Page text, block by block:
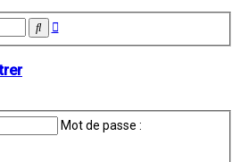
Rechercher
Recherche
Mot de passe :